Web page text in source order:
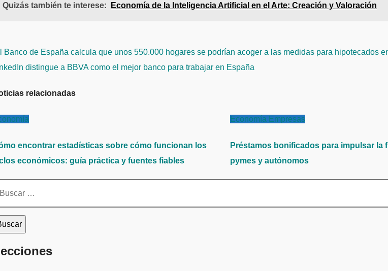
Quizás también te interese: Economía de la Inteligencia Artificial en el Arte: Creación y Valoración
Banco de España calcula que unos 550.000 hogares se podrían acoger a las medidas para hipotecados
distingue a BBVA como el mejor banco para trabajar en España
relacionadas
encontrar estadísticas sobre cómo funcionan los
económicos: guía práctica y fuentes fiables
Economía Empresas
Préstamos bonificados para impulsar la
pymes y autónomos